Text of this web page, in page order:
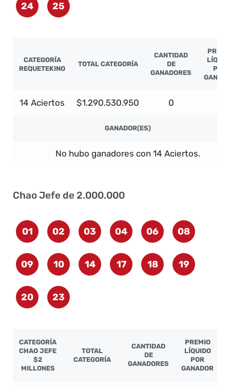
24 25
CATEGORÍA
REQUETEKINO
TOTAL CATEGORÍA
CANTIDAD
DE
GANADORES
POR
14 Aciertos $1.290.530.950 0
GANADOR(ES)
No hubo ganadores con 14 Aciertos.
Chao Jefe de 2.000.000
01 02 03 04 06 08
09 10 14 17 18 19
20 23
CATEGORÍA
CHAO JEFE
$2
MILLONES
TOTAL
CATEGORÍA
CANTIDAD
DE
GANADORES
PREMIO
LÍQUIDO
POR
GANADOR